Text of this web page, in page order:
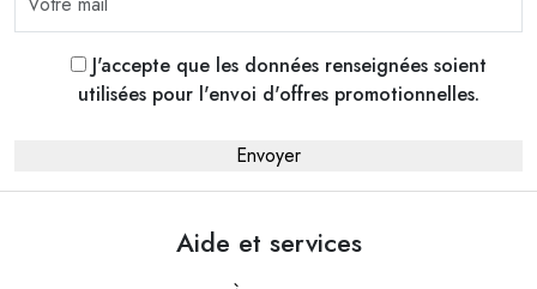
Aide et services
J'accepte que les données renseignées soient
utilisées pour l'envoi d'offres promotionnelles.